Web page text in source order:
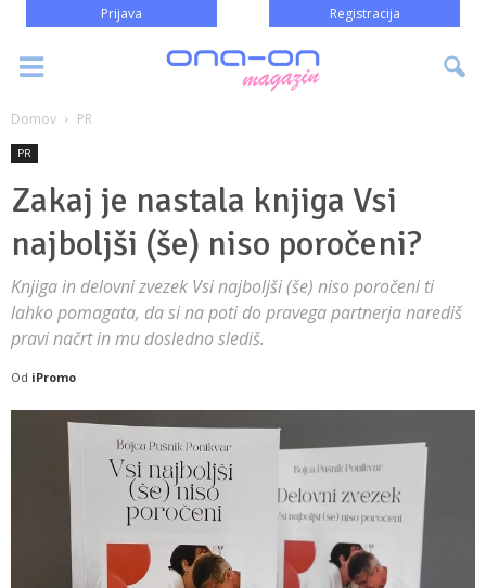
Prijava Registracija
Domov PR
PR
Zakaj je nastala knjiga Vsi
najboljši (še) niso poročeni?
Knjiga in delovni zvezek Vsi najboljši (še) niso poročeni ti
lahko pomagata, da si na poti do pravega partnerja narediš
pravi načrt in mu dosledno slediš.
Od iPromo